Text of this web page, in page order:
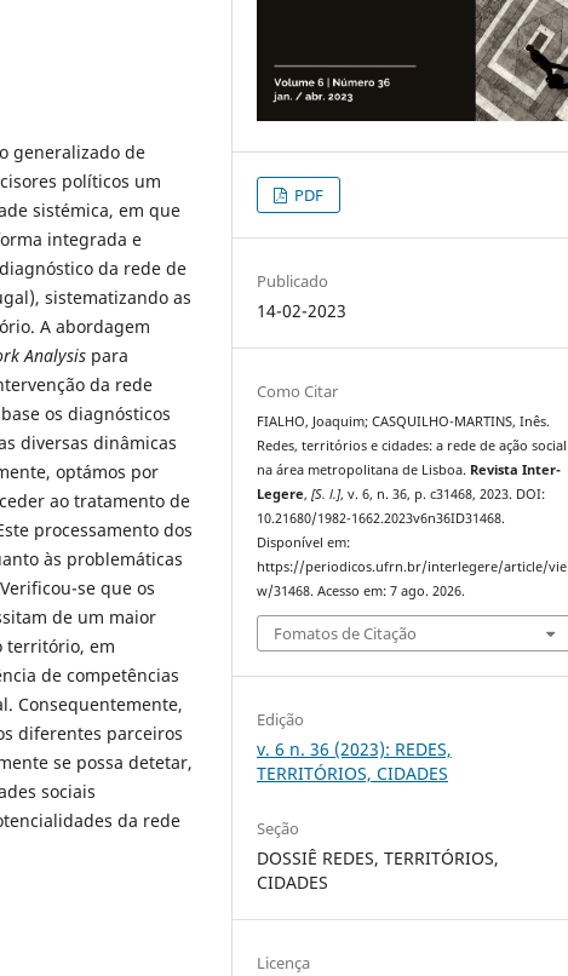
generalizado de
políticos um
sistémica, em que
integrada e
da rede de
sistematizando as
A abordagem
Analysis para
da rede
os diagnósticos
diversas dinâmicas
optámos por
ao tratamento de
processamento dos
às problemáticas
se que os
de um maior
território, em
de competências
Consequentemente,
diferentes parceiros
se possa detetar,
sociais
da rede
PDF
Publicado
14-02-2023
Como Citar
FIALHO, Joaquim; CASQUILHO-MARTINS, Inês.
Redes, territórios e cidades: a rede de ação social
na área metropolitana de Lisboa. Revista Inter-
Legere,[S. l.], v. 6, n. 36, p. c31468, 2023. DOI:
10.21680/1982-1662.2023v6n36ID31468.
Disponível em:
https://periodicos.ufrn.br/interlegere/article/vie
w/31468. Acesso em: 7 ago. 2026.
Fomatos de Citação
Edição
v. 6 n. 36 (2023): REDES,
TERRITÓRIOS, CIDADES
Seção
DOSSIÊ REDES, TERRITÓRIOS,
CIDADES
Licença